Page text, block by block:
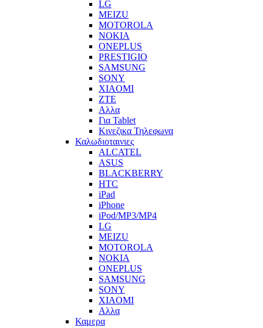
LG
MEIZU
MOTOROLA
NOKIA
ONEPLUS
PRESTIGIO
SAMSUNG
SONY
XIAOMI
ZTE
Αλλα
Για Tablet
Κινεζικα Τηλεφωνα
Καλωδιοταινιες
ALCATEL
ASUS
BLACKBERRY
HTC
iPad
iPhone
iPod/MP3/MP4
LG
MEIZU
MOTOROLA
NOKIA
ONEPLUS
SAMSUNG
SONY
XIAOMI
Αλλα
Καμερα